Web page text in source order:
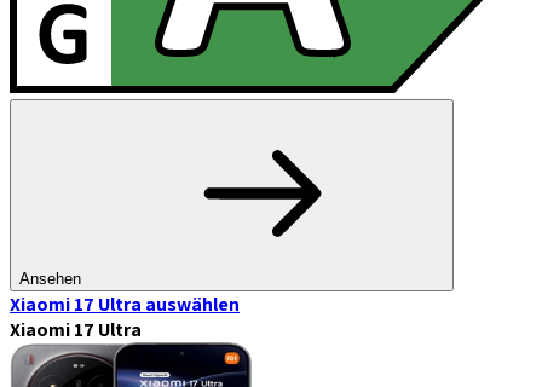
Ansehen
Xiaomi 17 Ultra auswählen
Xiaomi 17 Ultra